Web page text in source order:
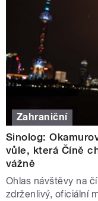
Zahraniční
Sinolog:
vůle, která Číně
vážně
Ohlas návštěvy na
zdrženlivý, oficiální